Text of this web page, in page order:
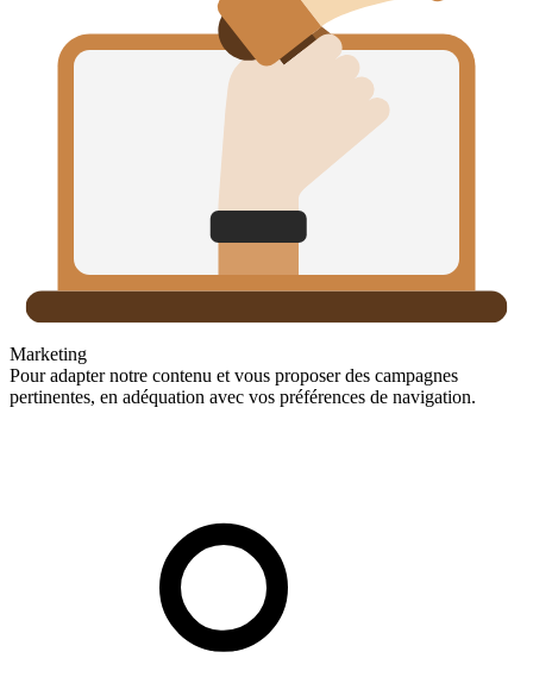
Marketing
Pour adapter notre contenu et vous proposer des campagnes
pertinentes, en adéquation avec vos préférences de navigation.